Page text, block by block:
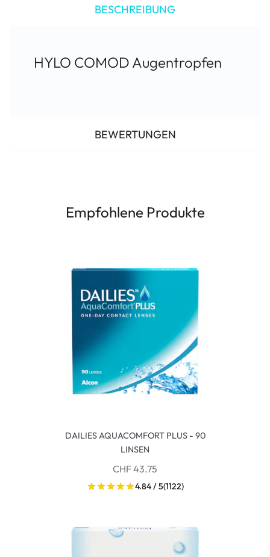
BESCHREIBUNG
HYLO COMOD Augentropfen
BEWERTUNGEN
Empfohlene Produkte
DAILIES AQUACOMFORT PLUS - 90
LINSEN
CHF 43.75
4.84 / 5(1122)